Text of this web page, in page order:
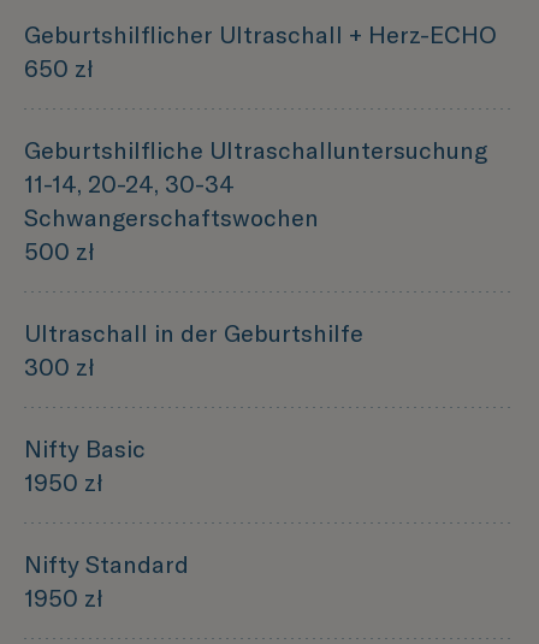
Geburtshilflicher Ultraschall + Herz-ECHO
650 zł
Geburtshilfliche Ultraschalluntersuchung
11-14, 20-24, 30-34
Schwangerschaftswochen
500 zł
Ultraschall in der Geburtshilfe
300 zł
Nifty Basic
1950 zł
Nifty Standard
1950 zł